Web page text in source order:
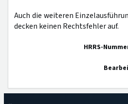
Auch die weiteren
decken keinen Rechtsfehler auf.
HRRS-